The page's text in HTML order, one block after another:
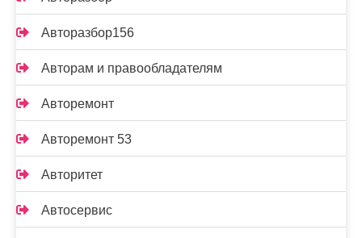
Авторазбор156
Авторам и правообладателям
Авторемонт
Авторемонт 53
Авторитет
Автосервис